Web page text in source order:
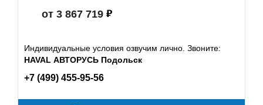
от 3 867 719
Индивидуальные условия озвучим лично. Звоните:
HAVAL АВТОРУСЬ Подольск
+7 (499) 455-95-56